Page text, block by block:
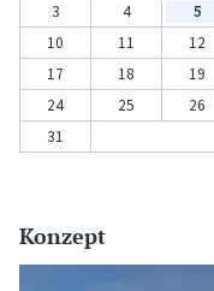
3
4 5
10
11 12
17
18 19
24
25 26
31
Konzept